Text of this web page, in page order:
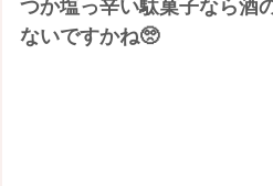
つか塩っ辛い駄菓子なら酒
ないですかね🥺